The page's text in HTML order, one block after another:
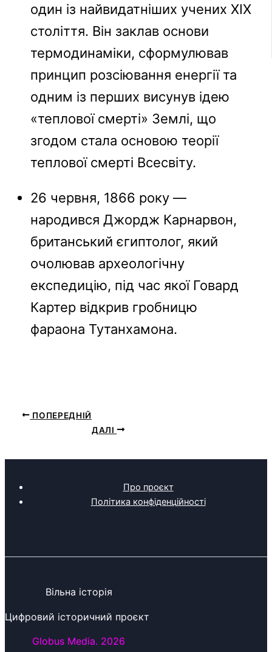
один із найвидатніших учених XIX
століття. Він заклав основи
термодинаміки, сформулював
принцип розсіювання енергії та
одним із перших висунув ідею
«теплової смерті» Землі, що
згодом стала основою теорії
теплової смерті Всесвіту.
26 червня, 1866 року —
народився Джордж Карнарвон,
британський єгиптолог, який
очолював археологічну
експедицію, під час якої Говард
Картер відкрив гробницю
фараона Тутанхамона.
ПОПЕРЕДНІЙ
ДАЛІ
Про проєкт
Політика конфіденційності
Вільна історія
Цифровий історичний проєкт
Globus Media. 2026